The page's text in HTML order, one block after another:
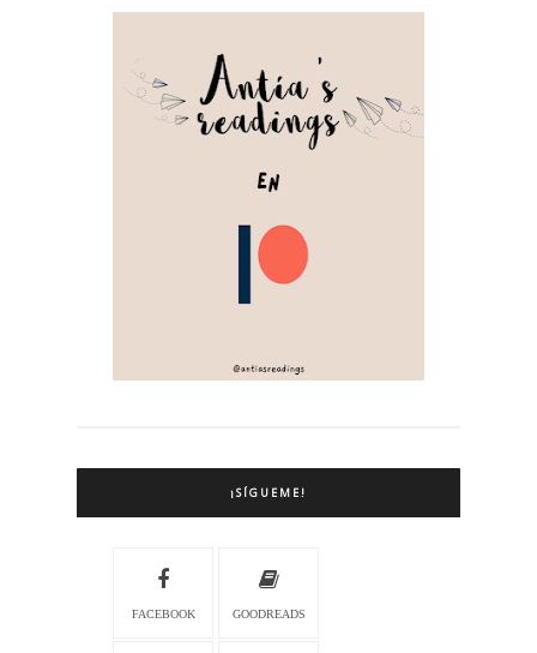
¡SÍGUEME!
FACEBOOK GOODREADS